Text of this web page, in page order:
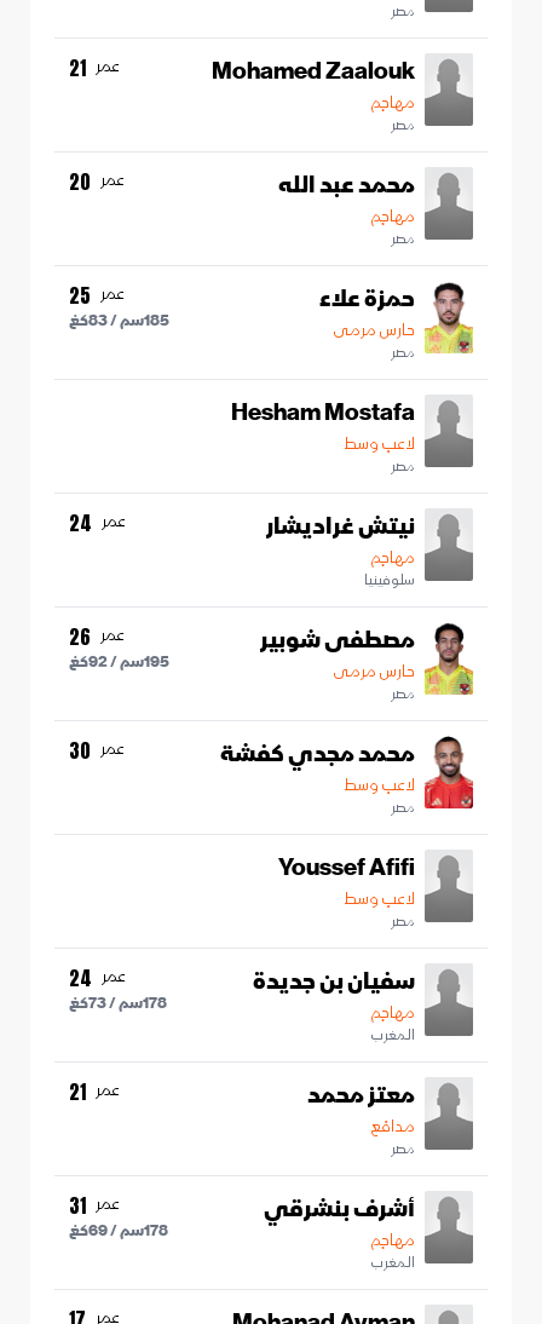
مصر
Mohamed Zaalouk
مهاجم
مصر
عمر 21
محمد عبد الله
مهاجم
مصر
عمر 20
حمزة علاء
حارس مرمى
مصر
عمر 25
185سم /83كغ
Hesham Mostafa
لاعب وسط
مصر
نيتش غراديشار
مهاجم
سلوفينيا
عمر 24
مصطفى شوبير
حارس مرمى
مصر
عمر 26
195سم /92كغ
محمد مجدي كفشة
لاعب وسط
مصر
عمر 30
Youssef Afifi
لاعب وسط
مصر
سفيان بن جديدة
مهاجم
المغرب
عمر 24
178سم /73كغ
معتز محمد
مدافع
مصر
عمر 21
أشرف بنشرقي
مهاجم
المغرب
عمر 31
178سم /69كغ
عمر